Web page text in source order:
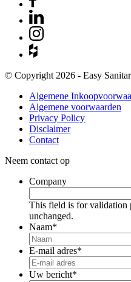
© Copyright 2026 - Easy
Algemene
Algemene voorwaarden
Privacy Policy
Disclaimer
Contact
Neem contact op
Company
This field is for validation
unchanged.
Naam*
E-mail adres*
Uw bericht*